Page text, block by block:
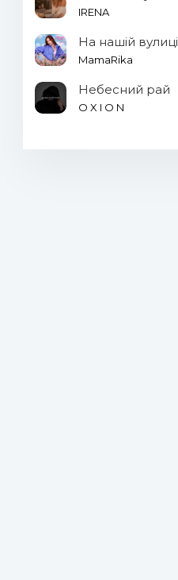
IRENA
На нашій вулиці
MamaRika
Небесний рай
O X I O N